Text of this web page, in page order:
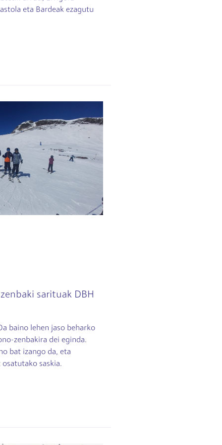
eta Bardeak ezagutu
sarituak DBH
baino lehen jaso beharko
zenbakira dei eginda.
bat izango da, eta
saskia.